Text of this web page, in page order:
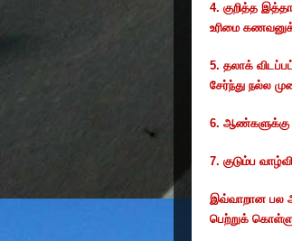
4. குறித்த
உரிமை
5. தலாக்
சேர்ந்து நல்ல
6. ஆண்களுக்கு
7. குடும்ப
இவ்வாறான பல
பெற்றுக்